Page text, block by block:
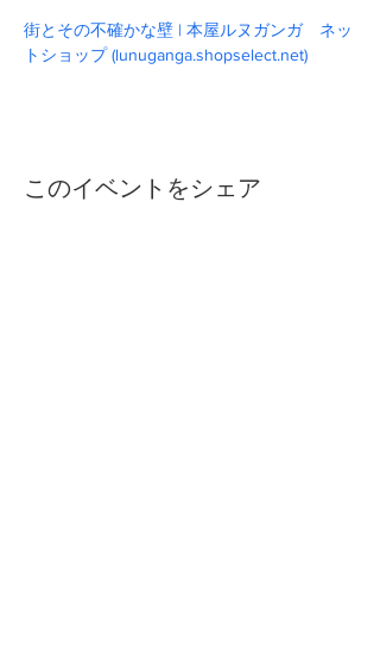
街とその不確かな壁 | 本屋ルヌガンガ　ネッ
トショップ (lunuganga.shopselect.net)
このイベントをシェア